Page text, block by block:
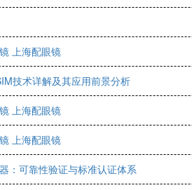
上海配眼镜
技术详解及其应用前景分析
上海配眼镜
上海配眼镜
：可靠性验证与标准认证体系